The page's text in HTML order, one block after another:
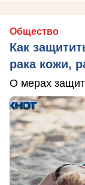
Общество
Как
рака кожи,
О мерах